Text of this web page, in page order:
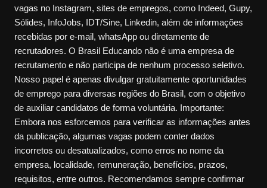
vagas no Instagram, sites de empregos, como Indeed, Gupy,
Sólides, InfoJobs, IDT/Sine, Linkedin, além de informações
recebidas por e-mail, whatsApp ou diretamente de
recrutadores. O Brasil Educando não é uma empresa de
recrutamento e não participa de nenhum processo seletivo.
Nosso papel é apenas divulgar gratuitamente oportunidades
de emprego para diversas regiões do Brasil, com o objetivo
de auxiliar candidatos de forma voluntária. Importante:
Embora nos esforcemos para verificar as informações antes
da publicação, algumas vagas podem conter dados
incorretos ou desatualizados, como erros no nome da
empresa, localidade, remuneração, benefícios, prazos,
requisitos, entre outros. Recomendamos sempre confirmar